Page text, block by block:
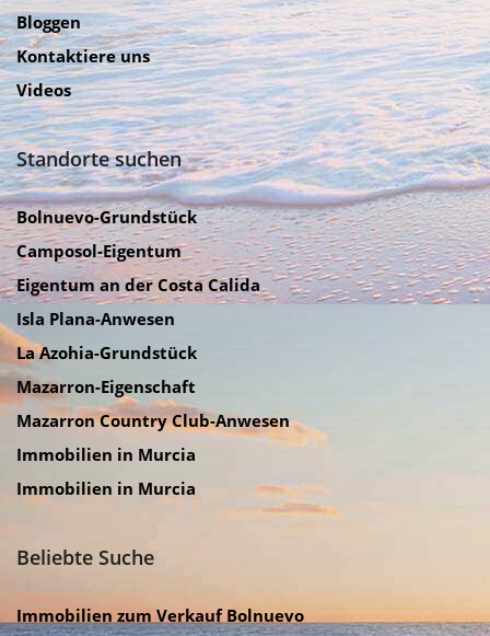
Bloggen
Kontaktiere uns
Videos
Standorte suchen
Bolnuevo-Grundstück
Camposol-Eigentum
Eigentum an der Costa Calida
Isla Plana-Anwesen
La Azohia-Grundstück
Mazarron-Eigenschaft
Mazarron Country Club-Anwesen
Immobilien in Murcia
Immobilien in Murcia
Beliebte Suche
Immobilien zum Verkauf Bolnuevo